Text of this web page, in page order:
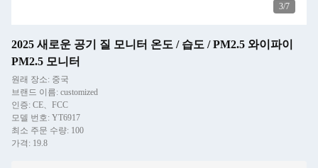
3/7
2025 새로운 공기 질 모니터 온도 / 습도 / PM2.5 와이파이
PM2.5 모니터
원래 장소: 중국
브랜드 이름: customized
인증: CE、FCC
모델 번호: YT6917
최소 주문 수량: 100
가격: 19.8